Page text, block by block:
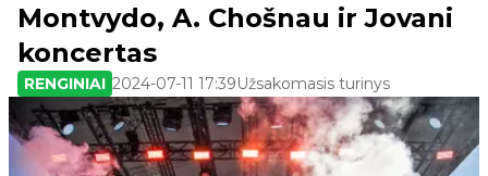
Montvydo, A. Chošnau ir Jovani
koncertas
RENGINIAI 2024-07-11 17:39Užsakomasis turinys